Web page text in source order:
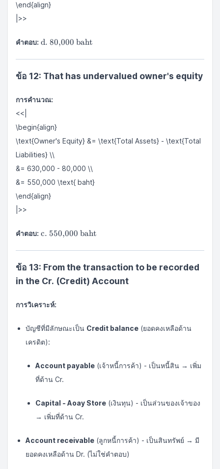
\end{align}
|>>
คำตอบ: \text{d.
baht}
d. 80,000 baht
ข้อ 12: That has undervalued owner's equity
การคำนวณ:
<<|
\begin{align}
\text{Owner's Equity} &= \text{Total Assets} - \text{Total
Liabilities} \\
&= 630,000 - 80,000 \\
&= 550,000 \text{ baht}
\end{align}
|>>
คำตอบ: \text{c.
baht}
c. 550,000 baht
ข้อ 13: From the transaction to be recorded
in the Cr. (Credit) Account
การวิเคราะห์:
บัญชีที่มีลักษณะเป็น Credit balance (ยอดคงเหลือด้าน
เครดิต):
Account payable (เจ้าหนี้การค้า) - เป็นหนี้สิน → เพิ่ม
ที่ด้าน Cr.
Capital - Aoay Store (เงินทุน) - เป็นส่วนของเจ้าของ
→ เพิ่มที่ด้าน Cr.
Account receivable (ลูกหนี้การค้า) - เป็นสินทรัพย์ → มี
ยอดคงเหลือด้าน Dr. (ไม่ใช่คำตอบ)